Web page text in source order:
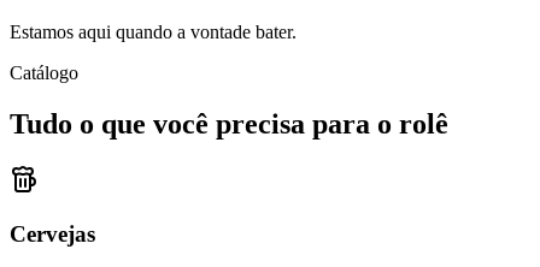
Estamos aqui quando a vontade bater.
Catálogo
Tudo o que você precisa para o rolê
Cervejas